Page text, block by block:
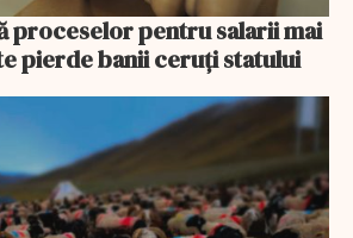
proceselor pentru salarii mai
pierde banii ceruți statului